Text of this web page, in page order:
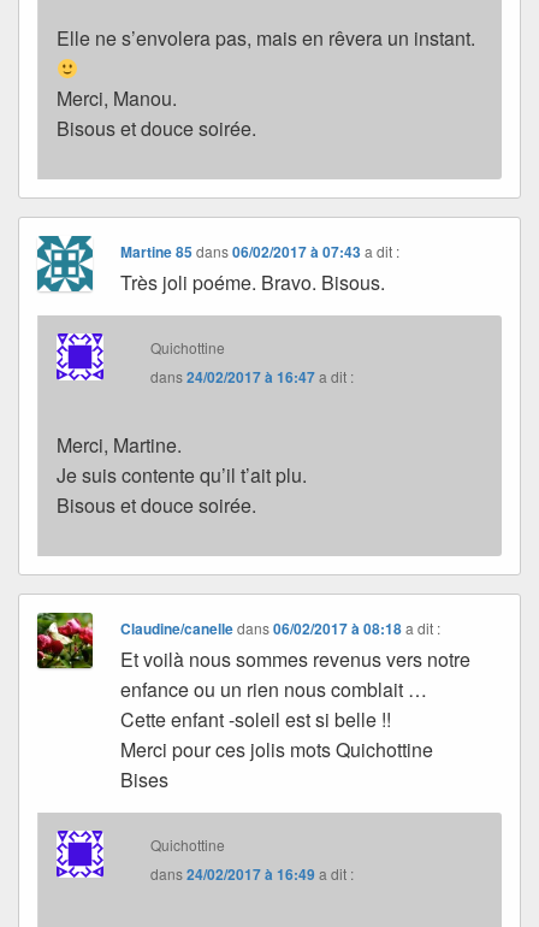
Elle ne s’envolera pas, mais en rêvera un instant.
Merci, Manou.
Bisous et douce soirée.
Martine 85dans06/02/2017 à 07:43 a dit :
Très joli poéme. Bravo. Bisous.
Quichottine
dans24/02/2017 à 16:47a dit :
Merci, Martine.
Je suis contente qu’il t’ait plu.
Bisous et douce soirée.
Claudine/canelledans06/02/2017 à 08:18 a dit :
Et voilà nous sommes revenus vers notre
enfance ou un rien nous comblait …
Cette enfant -soleil est si belle !!
Merci pour ces jolis mots Quichottine
Bises
Quichottine
dans24/02/2017 à 16:49a dit :